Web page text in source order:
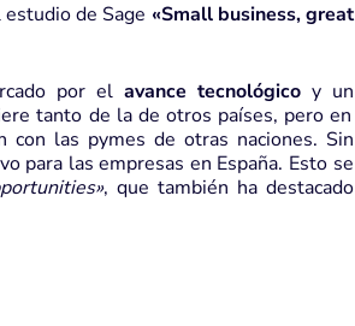
de Sage «Small business, great
por el avance tecnológicoy un
tanto de la de otros países, pero en
con las pymes de otras naciones. Sin
para las empresas en España. Esto se
, que también ha destacado